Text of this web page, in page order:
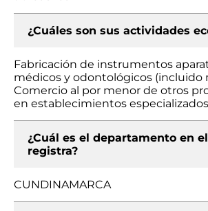
¿Cuáles son sus actividades
Fabricación de instrumentos
médicos y odontológicos (incluido
Comercio al por menor de otros
en establecimientos especializados
¿Cuál es el departamento en
registra?
CUNDINAMARCA